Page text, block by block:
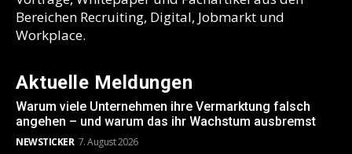
Bereichen Recruiting, Digital, Jobmarkt und
Workplace.
Aktuelle Meldungen
Warum viele Unternehmen ihre Vermarktung falsch
angehen – und warum das ihr Wachstum ausbremst
NEWSTICKER 7. August 2026